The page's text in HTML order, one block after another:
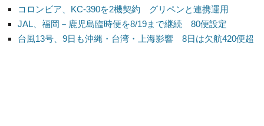
コロンビア、KC-390を2機契約 グリペンと連携運用
JAL、福岡－鹿児島臨時便を8/19まで継続 80便設定
台風13号、9日も沖縄・台湾・上海影響 8日は欠航420便超